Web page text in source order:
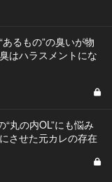
るもの”の臭いが物
はハラスメントにな
丸の内OL”にも悩み
させた元カレの存在